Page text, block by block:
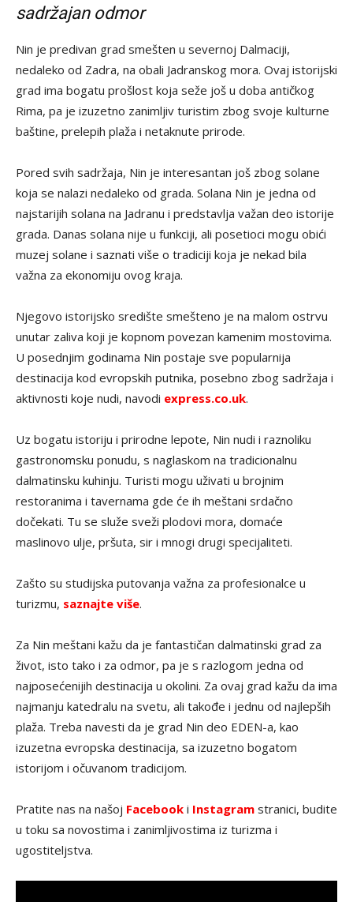
sadržajan odmor
Nin je predivan grad smešten u severnoj Dalmaciji,
nedaleko od Zadra, na obali Jadranskog mora. Ovaj istorijski
grad ima bogatu prošlost koja seže još u doba antičkog
Rima, pa je izuzetno zanimljiv turistim zbog svoje kulturne
baštine, prelepih plaža i netaknute prirode.
Pored svih sadržaja, Nin je interesantan još zbog solane
koja se nalazi nedaleko od grada. Solana Nin je jedna od
najstarijih solana na Jadranu i predstavlja važan deo istorije
grada. Danas solana nije u funkciji, ali posetioci mogu obići
muzej solane i saznati više o tradiciji koja je nekad bila
važna za ekonomiju ovog kraja.
Njegovo istorijsko središte smešteno je na malom ostrvu
unutar zaliva koji je kopnom povezan kamenim mostovima.
U posednjim godinama Nin postaje sve popularnija
destinacija kod evropskih putnika, posebno zbog sadržaja i
aktivnosti koje nudi, navodi express.co.uk.
Uz bogatu istoriju i prirodne lepote, Nin nudi i raznoliku
gastronomsku ponudu, s naglaskom na tradicionalnu
dalmatinsku kuhinju. Turisti mogu uživati u brojnim
restoranima i tavernama gde će ih meštani srdačno
dočekati. Tu se služe sveži plodovi mora, domaće
maslinovo ulje, pršuta, sir i mnogi drugi specijaliteti.
Zašto su studijska putovanja važna za profesionalce u
turizmu, saznajte više.
Za Nin meštani kažu da je fantastičan dalmatinski grad za
život, isto tako i za odmor, pa je s razlogom jedna od
najposećenijih destinacija u okolini. Za ovaj grad kažu da ima
najmanju katedralu na svetu, ali takođe i jednu od najlepših
plaža. Treba navesti da je grad Nin deo EDEN-a, kao
izuzetna evropska destinacija, sa izuzetno bogatom
istorijom i očuvanom tradicijom.
Pratite nas na našoj Facebook i Instagram stranici, budite
u toku sa novostima i zanimljivostima iz turizma i
ugostiteljstva.